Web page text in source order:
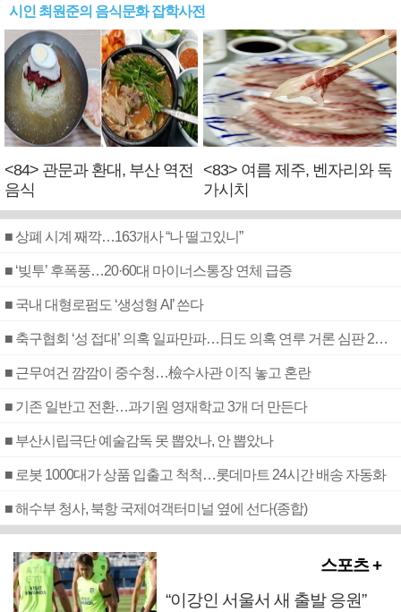
시인 최원준의 음식문화 잡학사전
<84> 관문과 환대, 부산 역전
음식
<83> 여름 제주, 벤자리와 독
가시치
■ 상폐 시계 째깍…163개사 “나 떨고있니”
■ ‘빚투’ 후폭풍…20·60대 마이너스통장 연체 급증
■ 국내 대형로펌도 ‘생성형 AI’ 쓴다
■ 축구협회 ‘성 접대’ 의혹 일파만파…日도 의혹 연루 거론 심판 2명 조사
■ 근무여건 깜깜이 중수청…檢수사관 이직 놓고 혼란
■ 기존 일반고 전환…과기원 영재학교 3개 더 만든다
■ 부산시립극단 예술감독 못 뽑았나, 안 뽑았나
■ 로봇 1000대가 상품 입출고 척척…롯데마트 24시간 배송 자동화
■ 해수부 청사, 북항 국제여객터미널 옆에 선다(종합)
스포츠 +
“이강인 서울서 새 출발 응원”